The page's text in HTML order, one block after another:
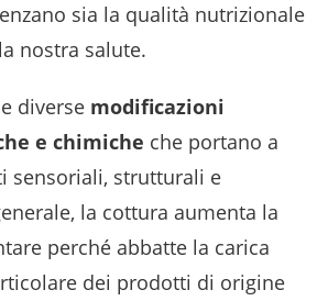
sia la qualità nutrizionale
nostra salute.
diverse modificazioni
e chimiche che portano a
sensoriali, strutturali e
la cottura aumenta la
perché abbatte la carica
dei prodotti di origine